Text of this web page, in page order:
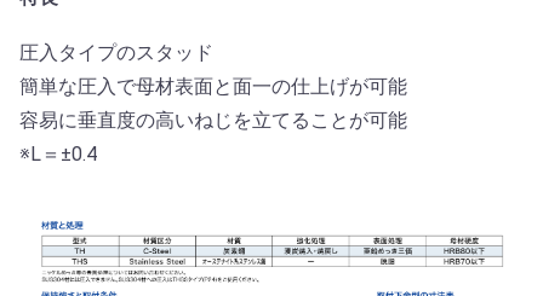
圧入タイプのスタッド
簡単な圧入で母材表面と面一の仕上げが可能
容易に垂直度の高いねじを立てることが可能
※L＝±0.4